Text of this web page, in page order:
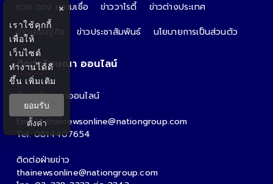
หวย ดวง ความเชื่อ
ข่าววาไรตี้
ข่าวต่างประเทศ
ข่าวเศรษฐกิจ
ข่าวประชาสัมพันธ์ นโยบายการเป็นส่วนตัว
ติดต่อโฆษณา ออนไลน์
ติดต่อโฆษณาออนไลน์
คุณอ้อ
Email : thainewsonline@nationgroup.com
Tel: 0814407654
ติดต่อฝ่ายข่าว
thainewsonline@nationgroup.com
×
เราใช้คุกกี้
เพื่อให้
เว็บไซต์
ทำงานได้ดี
ขึ้น เพิ่มเติม
ยอมรับ
ตั้งค่า